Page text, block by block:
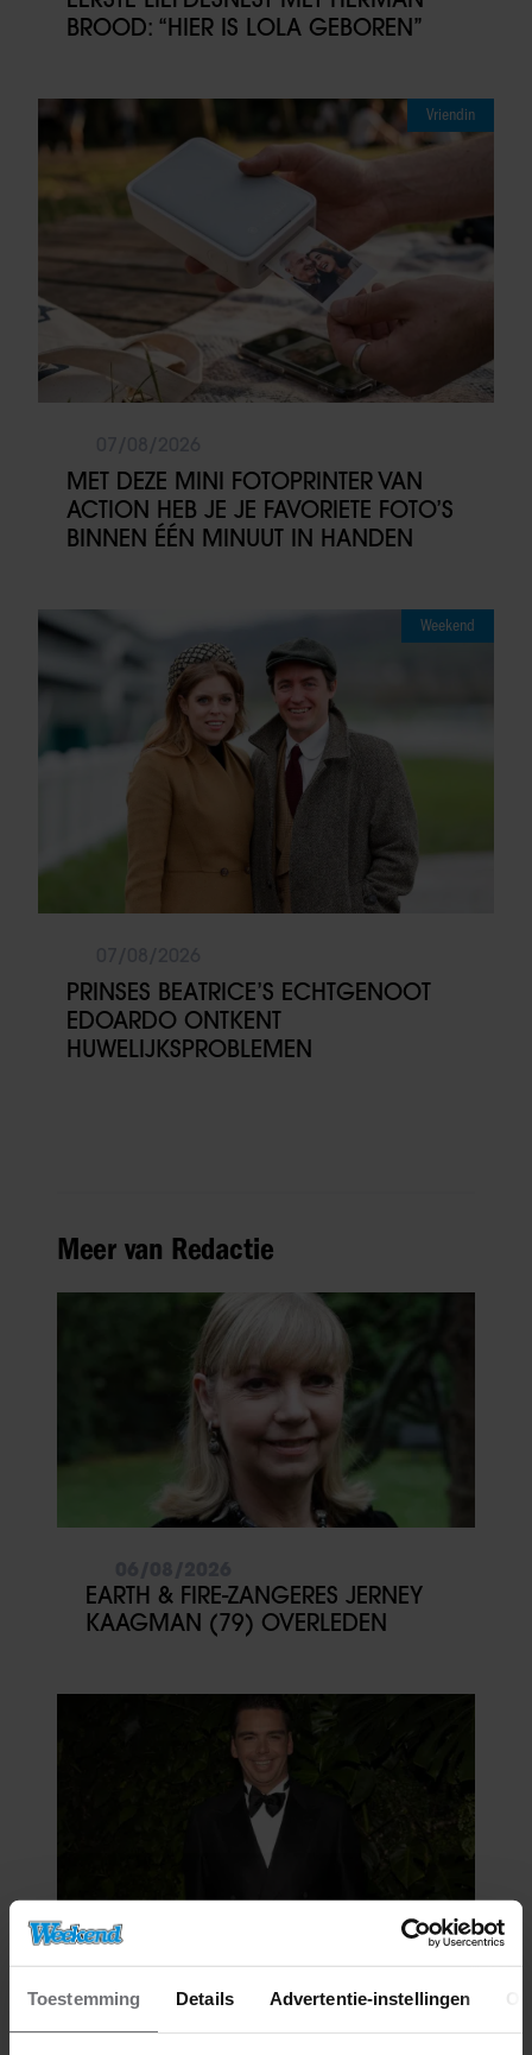
Toestemming Details Advertentie-instellingen
BROOD: “HIER IS LOLA GEBOREN”
Vriendin
MET DEZE MINI FOTOPRINTER VAN
ACTION HEB JE JE FAVORIETE FOTO’S
BINNEN ÉÉN MINUUT IN HANDEN
Weekend
PRINSES BEATRICE’S ECHTGENOOT
EDOARDO ONTKENT
HUWELIJKSPROBLEMEN
Meer van Redactie
EARTH & FIRE-ZANGERES JERNEY
KAAGMAN (79) OVERLEDEN
06/08/2026
IJZIGE STRIJD KRIJGT BIZARRE